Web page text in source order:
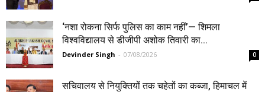
‘नशा रोकना सिर्फ पुलिस का काम नहीं’— शिमला
विश्वविद्यालय से डीजीपी अशोक तिवारी का...
Devinder Singh - 07/08/2026 0
सचिवालय से नियुक्तियों तक चहेतों का कब्जा, हिमाचल में